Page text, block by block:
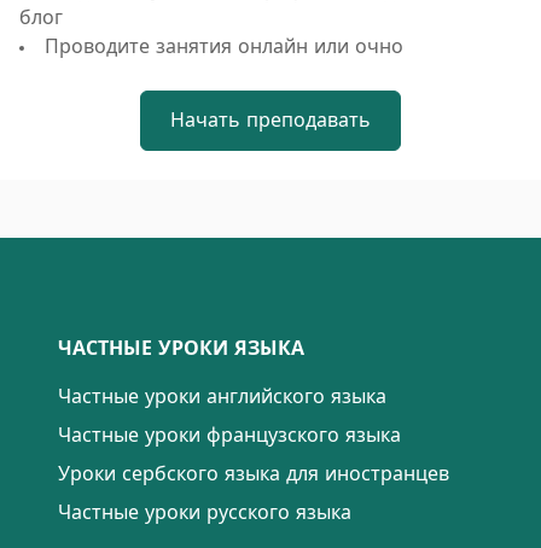
блог
Проводите занятия онлайн или очно
Начать преподавать
ЧАСТНЫЕ УРОКИ ЯЗЫКА
Частные уроки английского языка
Частные уроки французского языка
Уроки сербского языка для иностранцев
Частные уроки русского языка